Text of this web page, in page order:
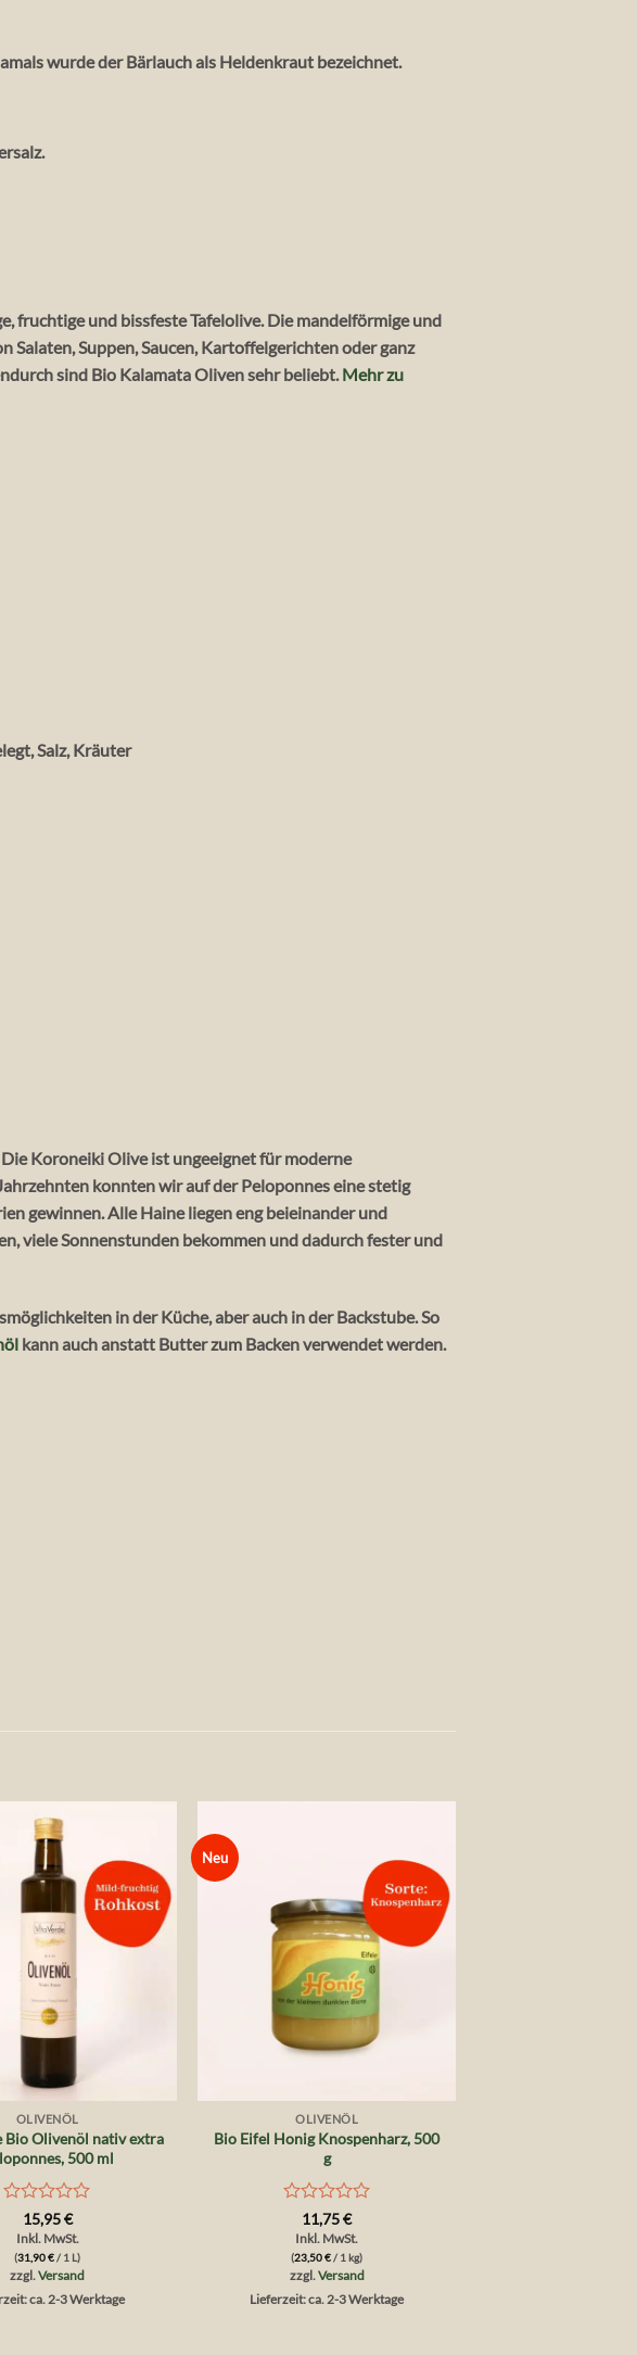
wurde der Bärlauch als Heldenkraut bezeichnet.
fruchtige und bissfeste Tafelolive. Die mandelförmige und
Suppen, Saucen, Kartoffelgerichten oder ganz
sind Bio Kalamata Oliven sehr beliebt.Mehr zu
Salz, Kräuter
Koroneiki Olive ist ungeeignet für moderne
konnten wir auf der Peloponnes eine stetig
gewinnen. Alle Haine liegen eng beieinander und
viele Sonnenstunden bekommen und dadurch fester und
in der Küche, aber auch in der Backstube. So
kann auch anstatt Butter zum Backen verwendet werden.
Auf die
Wunschliste
OLIVENÖL
Bio Olivenöl nativ extra
500 ml
Bewertet
mit
von
5
15,95€
Inkl. MwSt.
(31,90€/ 1 L)
zzgl.Versand
ca. 2-3 Werktage
Neu
Auf die
Wunschliste
OLIVENÖL
Bio Eifel Honig Knospenharz, 500
g
Bewertet
mit
von
5
11,75€
Inkl. MwSt.
(23,50€/ 1 kg)
zzgl. Versand
Lieferzeit: ca. 2-3 Werktage